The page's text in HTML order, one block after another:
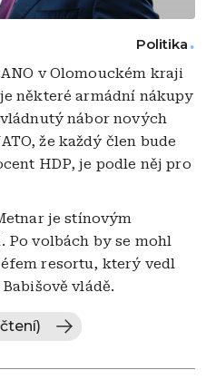
Politika
v Olomouckém kraji
některé armádní nákupy
nábor nových
že každý člen bude
HDP, je podle něj pro
je stínovým
volbách by se mohl
resortu, který vedl
vládě.